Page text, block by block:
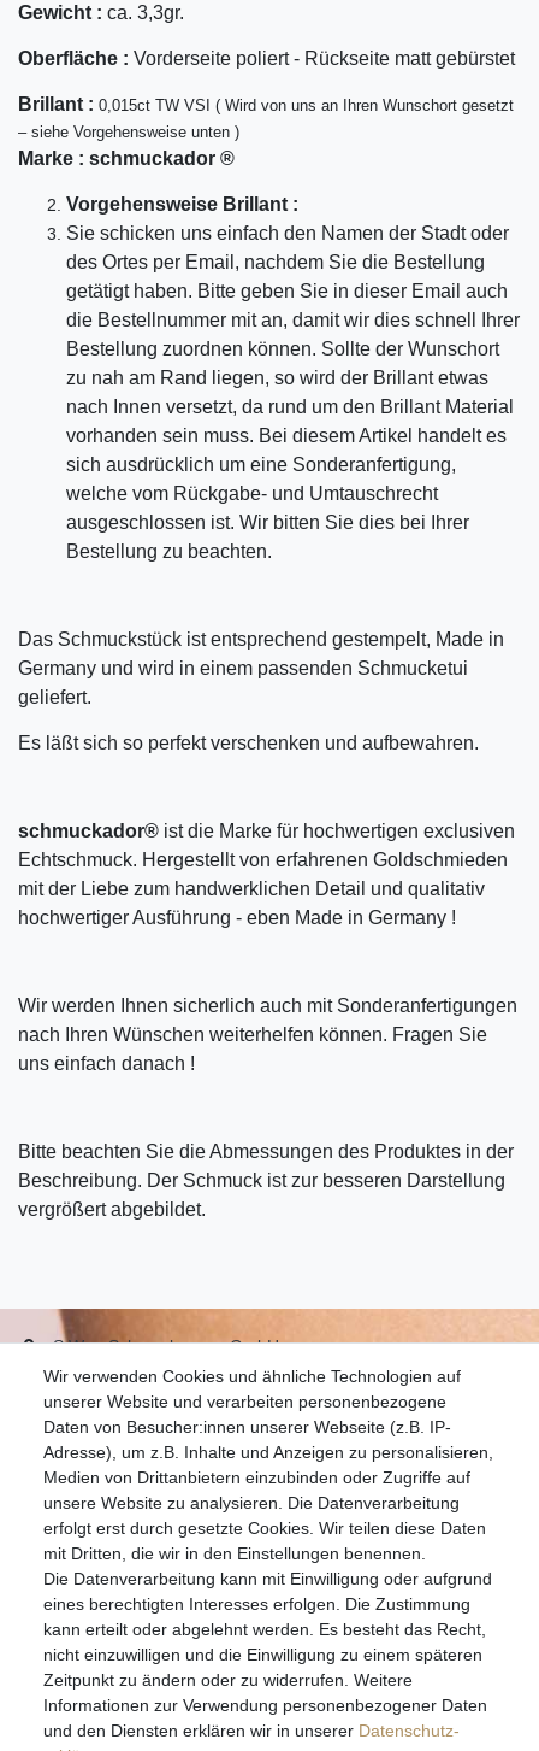
Gewicht : ca. 3,3gr.
Oberfläche : Vorderseite poliert - Rückseite matt gebürstet
Bril lant : 0,015ct TW VSI ( Wird von uns an Ihren Wunschort gesetzt
– siehe Vorgehensweise unten )
Marke : schmuckador ®
Vorgehensweise Brillant :
Sie schicken uns einfach den Namen der Stadt oder
des Ortes per Email, nachdem Sie die Bestellung
getätigt haben. Bitte geben Sie in dieser Email auch
die Bestellnummer mit an, damit wir dies schnell Ihrer
Bestellung zuordnen können. Sollte der Wunschort
zu nah am Rand liegen, so wird der Brillant etwas
nach Innen versetzt, da rund um den Brillant Material
vorhanden sein muss. Bei diesem Artikel handelt es
sich ausdrücklich um eine Sonderanfertigung,
welche vom Rückgabe- und Umtauschrecht
ausgeschlossen ist. Wir bitten Sie dies bei Ihrer
Bestellung zu beachten.
Das Schmuckstück ist entsprechend gestempelt, Made in
Germany und wird in einem passenden Schmucketui
geliefert.
Es läßt sich so perfekt verschenken und aufbewahren.
schmuckador® ist die Marke für hochwertigen exclusiven
Echtschmuck. Hergestellt von erfahrenen Goldschmieden
mit der Liebe zum handwerklichen Detail und qualitativ
hochwertiger Ausführung - eben Made in Germany !
Wir werden Ihnen sicherlich auch mit Sonderanfertigungen
nach Ihren Wünschen weiterhelfen können. Fragen Sie
uns einfach danach !
Bitte beachten Sie die Abmessungen des Produktes in der
Beschreibung. Der Schmuck ist zur besseren Darstellung
vergrößert abgebildet.
Wir verwenden Cookies und ähnliche Technologien auf
unserer Website und verarbeiten personenbezogene
Daten von Besucher:innen unserer Webseite (z.B. IP-
Adresse), um z.B. Inhalte und Anzeigen zu personalisieren,
Medien von Drittanbietern einzubinden oder Zugriffe auf
unsere Website zu analysieren. Die Datenverarbeitung
erfolgt erst durch gesetzte Cookies. Wir teilen diese Daten
mit Dritten, die wir in den Einstellungen benennen.
Die Datenverarbeitung kann mit Einwilligung oder aufgrund
eines berechtigten Interesses erfolgen. Die Zustimmung
kann erteilt oder abgelehnt werden. Es besteht das Recht,
nicht einzuwilligen und die Einwilligung zu einem späteren
Zeitpunkt zu ändern oder zu widerrufen. Weitere
Informationen zur Verwendung personenbezogener Daten
und den Diensten erklären wir in unserer Daten­schutz­
S.W.w. Schmuckwaren GmbH
07051-9608828
info@schmuckador.de
Montag bis Freitag 8.30 – 12.00 Uhr und 13.30 bis 17.30 Uhr
Widerrufs­recht Widerrufs­formular Impressum
Daten­schutz­erklärung AGB
E-MAIL **